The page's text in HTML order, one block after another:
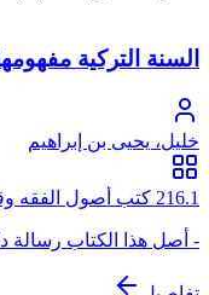
السنة التركية
خليل، يحيى بن إبراهيم
216.1 كتب أصول الفقه وقواعده
- أصل هذا الكتاب رسالة